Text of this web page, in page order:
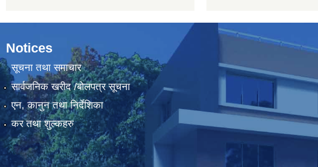
Notices
सूचना तथा समाचार
सार्वजनिक खरीद /बोलपत्र सूचना
एन, कानुन तथा निर्देशिका
कर तथा शुल्कहरु